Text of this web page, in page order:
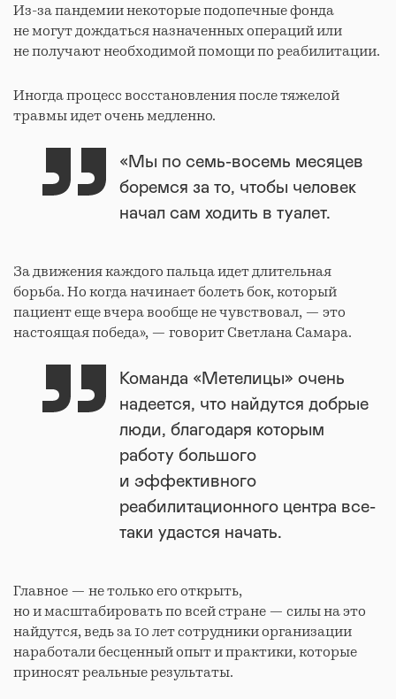
Из-за пандемии некоторые подопечные фонда
не могут дождаться назначенных операций или
не получают необходимой помощи по реабилитации.
Иногда процесс восстановления после тяжелой
травмы идет очень медленно.
«Мы по семь-восемь месяцев
боремся за то, чтобы человек
начал сам ходить в туалет.
За движения каждого пальца идет длительная
борьба. Но когда начинает болеть бок, который
пациент еще вчера вообще не чувствовал, — это
настоящая победа», — говорит Светлана Самара.
Команда «Метелицы» очень
надеется, что найдутся добрые
люди, благодаря которым
работу большого
и эффективного
реабилитационного центра все-
таки удастся начать.
Главное — не только его открыть,
но и масштабировать по всей стране — силы на это
найдутся, ведь за 10 лет сотрудники организации
наработали бесценный опыт и практики, которые
приносят реальные результаты.